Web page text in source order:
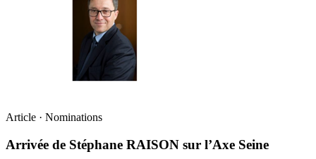
Article · Nominations
Arrivée de Stéphane RAISON sur l’Axe Seine